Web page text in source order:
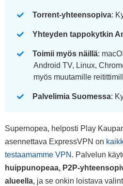
Torrent-yhteensopiva:
Yhteyden tappokytkin
Toimii myös näillä:
Android TV, Linux,
myös muutamille
Palvelimia Suomessa:
Supernopea, helposti Play
asennettava ExpressVPN on
testaamamme VPN . Palvelun
huippunopeaa, P2P-
alueella, ja se onkin loistava